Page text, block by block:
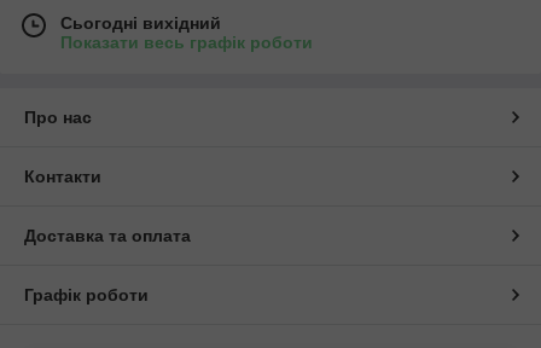
Сьогодні вихідний
Показати весь графік роботи
Про нас
Контакти
Доставка та оплата
Графік роботи